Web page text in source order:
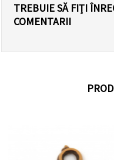
TREBUIE SĂ FIȚI
COMENTARII